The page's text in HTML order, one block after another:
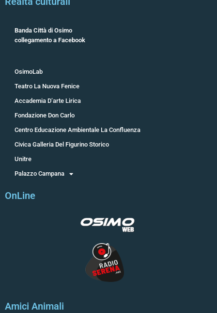
Banda Città di Osimo
collegamento a Facebook
OsimoLab
Teatro La Nuova Fenice
Accademia D’arte Lirica
Fondazione Don Carlo
Centro Educazione Ambientale La Confluenza
Civica Galleria Del Figurino Storico
Unitre
Palazzo Campana
OnLine
Amici Animali